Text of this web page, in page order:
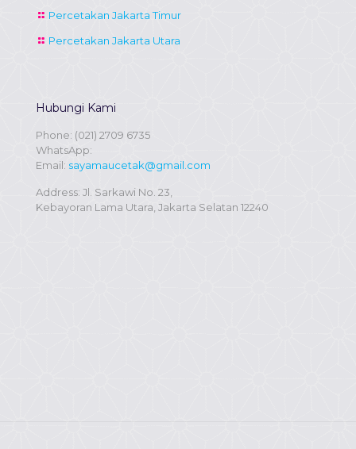
Percetakan Jakarta Timur
Percetakan Jakarta Utara
Hubungi Kami
Phone: (021) 2709 6735
WhatsApp:
Email: sayamaucetak@gmail.com
Address: Jl. Sarkawi No. 23,
Kebayoran Lama Utara, Jakarta Selatan 12240